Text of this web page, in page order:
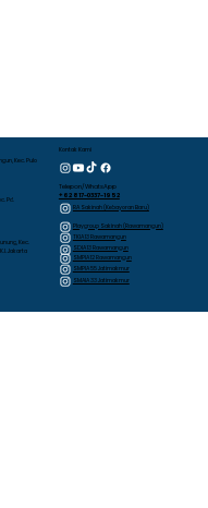
Kec. Pulo
Pd.
Kec.
Jakarta
Kontak Kami
Telepon/WhatsApp
+62 817-0337-1952
RA Sakinah (Kebayoran Baru)
Playgroup Sakinah (Rawamangun)
TKIA 13 Rawamangun
SDIA 13 Rawamangun
SMPIA 12 Rawamangun
SMPIA 55 Jatimakmur
SMAIA 33 Jatimakmur